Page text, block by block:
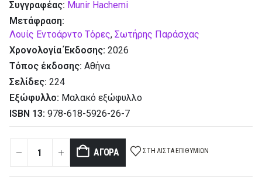
Συγγραφέας: Munir Hachemi
Μετάφραση:
Λουίς Εντοάρντο Τόρες, Σωτήρης Παράσχας
Χρονολογία Έκδοσης: 2026
Τόπος έκδοσης: Αθήνα
Σελίδες: 224
Εξώφυλλο: Μαλακό εξώφυλλο
ISBN 13: 978-618-5926-26-7
ΑΓΟΡΆ ΣΤΗ ΛΊΣΤΑ ΕΠΙΘΥΜΙΏΝ